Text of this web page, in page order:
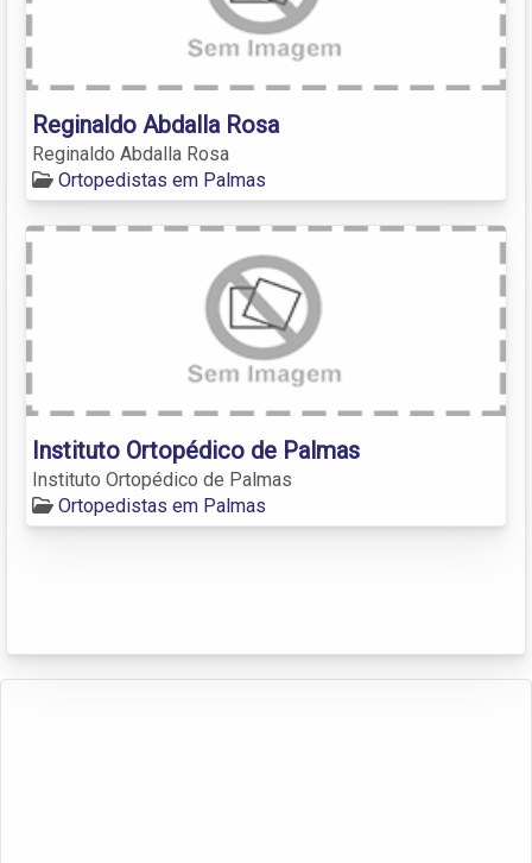
Reginaldo Abdalla Rosa
Reginaldo Abdalla Rosa
Ortopedistas em Palmas
Instituto Ortopédico de Palmas
Instituto Ortopédico de Palmas
Ortopedistas em Palmas